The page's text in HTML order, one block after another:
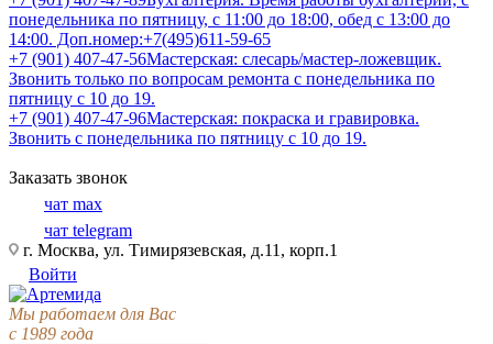
понедельника по пятницу, с 11:00 до 18:00, обед с 13:00 до
14:00. Доп.номер:+7(495)611-59-65
+7 (901) 407-47-56Мастерская: слесарь/мастер-ложевщик.
Звонить только по вопросам ремонта с понедельника по
пятницу с 10 до 19.
+7 (901) 407-47-96Мастерская: покраска и гравировка.
Звонить с понедельника по пятницу с 10 до 19.
Заказать звонок
чат max
чат telegram
г. Москва, ул. Тимирязевская, д.11, корп.1
Войти
Мы работаем для Вас
с 1989 года